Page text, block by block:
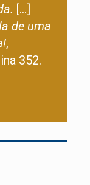
[…]
de uma
,
352.